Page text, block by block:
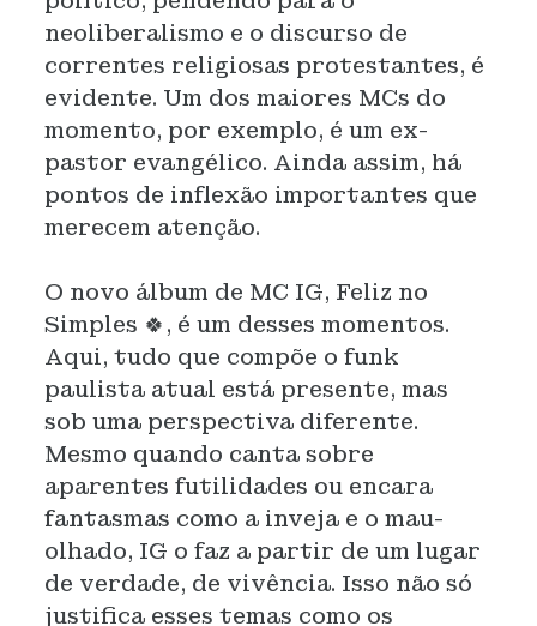
neoliberalismo e o discurso de
correntes religiosas protestantes, é
evidente. Um dos maiores MCs do
momento, por exemplo, é um ex-
pastor evangélico. Ainda assim, há
pontos de inflexão importantes que
merecem atenção.
O novo álbum de MC IG, Feliz no
Simples 🍀, é um desses momentos.
Aqui, tudo que compõe o funk
paulista atual está presente, mas
sob uma perspectiva diferente.
Mesmo quando canta sobre
aparentes futilidades ou encara
fantasmas como a inveja e o mau-
olhado, IG o faz a partir de um lugar
de verdade, de vivência. Isso não só
justifica esses temas como os